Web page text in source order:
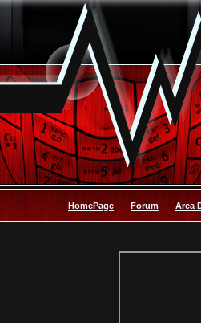
HomePage Forum Area